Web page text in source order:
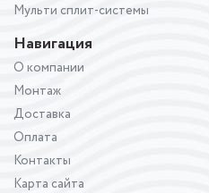
Мульти сплит-системы
Навигация
О компании
Монтаж
Доставка
Оплата
Контакты
Карта сайта